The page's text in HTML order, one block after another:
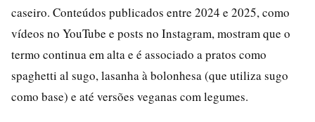
caseiro. Conteúdos publicados entre 2024 e 2025, como
vídeos no YouTube e posts no Instagram, mostram que o
termo continua em alta e é associado a pratos como
spaghetti al sugo, lasanha à bolonhesa (que utiliza sugo
como base) e até versões veganas com legumes.